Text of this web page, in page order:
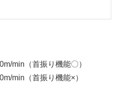
min（首振り機能〇）
min（首振り機能×）